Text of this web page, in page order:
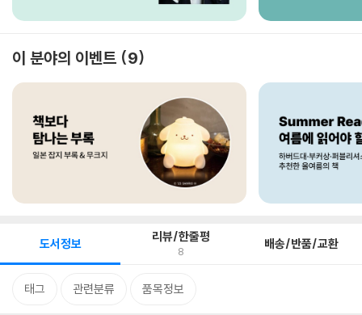
이 분야의 이벤트 9
도서정보 리뷰/한줄평
8 배송/반품/교환
태그 관련분류 품목정보